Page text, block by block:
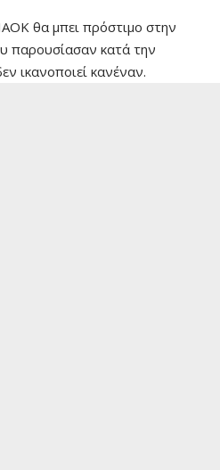
θα μπει πρόστιμο στην
παρουσίασαν κατά την
ικανοποιεί κανέναν.